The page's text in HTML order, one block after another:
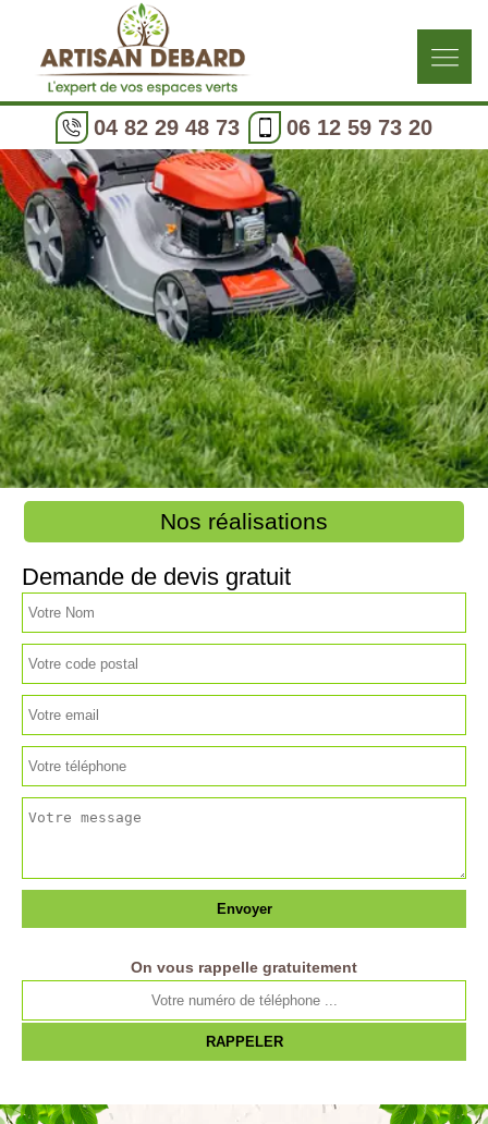
04 82 29 48 73 06 12 59 73 20
Nos réalisations
Demande de devis gratuit
On vous rappelle gratuitement